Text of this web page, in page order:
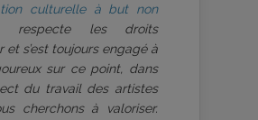
culturelle à but non
respecte les droits
et s’est toujours engagé à
sur ce point, dans
du travail des artistes
cherchons à valoriser.